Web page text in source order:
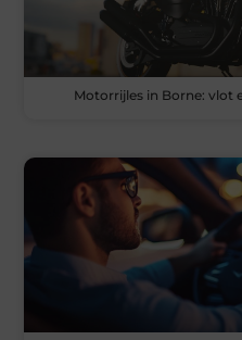
Motorrijles in Borne: vlot